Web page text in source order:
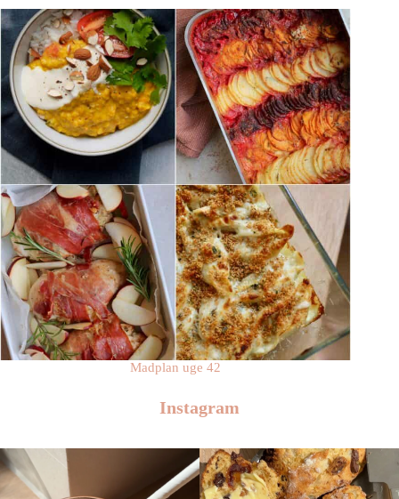
Madplan uge 42
Instagram